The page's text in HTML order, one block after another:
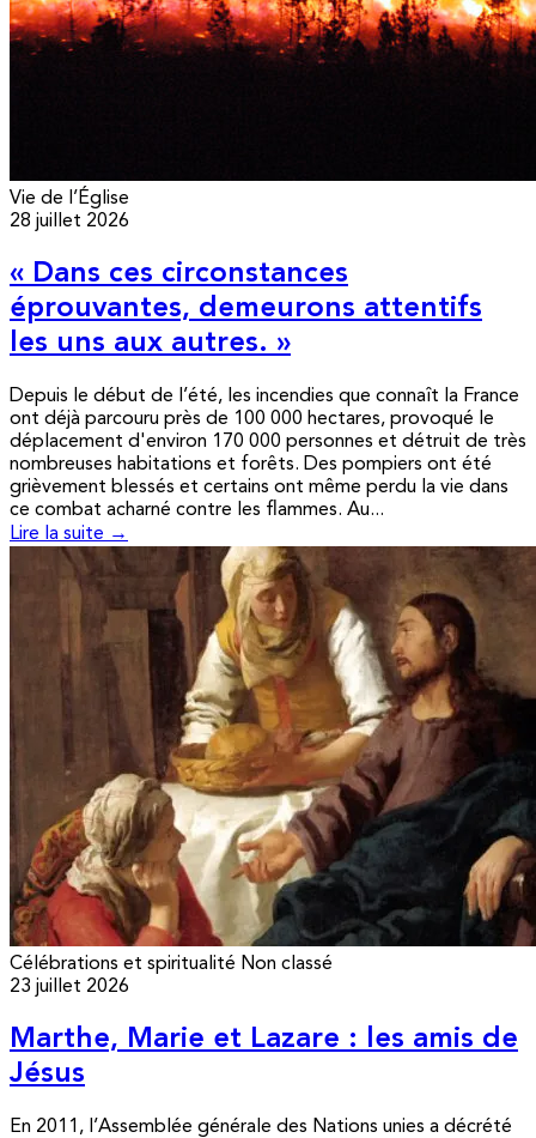
Vie de l’Église
28 juillet 2026
« Dans ces circonstances
éprouvantes, demeurons attentifs
les uns aux autres. »
Depuis le début de l’été, les incendies que connaît la France
ont déjà parcouru près de 100 000 hectares, provoqué le
déplacement d'environ 170 000 personnes et détruit de très
nombreuses habitations et forêts. Des pompiers ont été
grièvement blessés et certains ont même perdu la vie dans
ce combat acharné contre les flammes. Au...
Lire la suite →
Célébrations et spiritualité Non classé
23 juillet 2026
Marthe, Marie et Lazare : les amis de
Jésus
En 2011, l’Assemblée générale des Nations unies a décrété